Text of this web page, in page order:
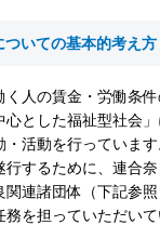
ついての基本的考え方
く人の賃金・労働条
心とした福祉型社会
・活動を行っていま
するために、連合
関連諸団体（下記参
務を担っていただい